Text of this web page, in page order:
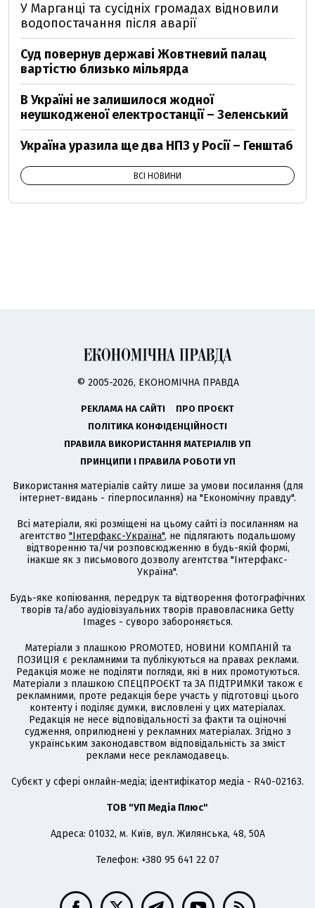
У Марганці та сусідніх громадах відновили
водопостачання після аварії
Суд повернув державі Жовтневий палац
вартістю близько мільярда
В Україні не залишилося жодної
неушкодженої електростанції – Зеленський
Україна уразила ще два НПЗ у Росії – Генштаб
ВСІ НОВИНИ
© 2005-2026, ЕКОНОМІЧНА ПРАВДА
РЕКЛАМА НА САЙТІ
ПРО ПРОЄКТ
ПОЛІТИКА КОНФІДЕНЦІЙНОСТІ
ПРАВИЛА ВИКОРИСТАННЯ МАТЕРІАЛІВ УП
ПРИНЦИПИ І ПРАВИЛА РОБОТИ УП
Використання матеріалів сайту лише за умови посилання (для
інтернет-видань - гіперпосилання) на "Економічну правду".
Всі матеріали, які розміщені на цьому сайті із посиланням на
агентство "Інтерфакс-Україна", не підлягають подальшому
відтворенню та/чи розповсюдженню в будь-якій формі,
інакше як з письмового дозволу агентства "Інтерфакс-
Україна".
Будь-яке копіювання, передрук та відтворення фотографічних
творів та/або аудіовізуальних творів правовласника Getty
Images - суворо забороняється.
Матеріали з плашкою PROMOTED, НОВИНИ КОМПАНІЙ та
ПОЗИЦІЯ є рекламними та публікуються на правах реклами.
Редакція може не поділяти погляди, які в них промотуються.
Матеріали з плашкою СПЕЦПРОЄКТ та ЗА ПІДТРИМКИ також є
рекламними, проте редакція бере участь у підготовці цього
контенту і поділяє думки, висловлені у цих матеріалах.
Редакція не несе відповідальності за факти та оціночні
судження, оприлюднені у рекламних матеріалах. Згідно з
українським законодавством відповідальність за зміст
реклами несе рекламодавець.
Cубєкт у сфері онлайн-медіа; ідентифікатор медіа - R40-02163.
ТОВ "УП Медіа Плюс"
Адреса: 01032, м. Київ, вул. Жилянська, 48, 50А
Телефон: +380 95 641 22 07